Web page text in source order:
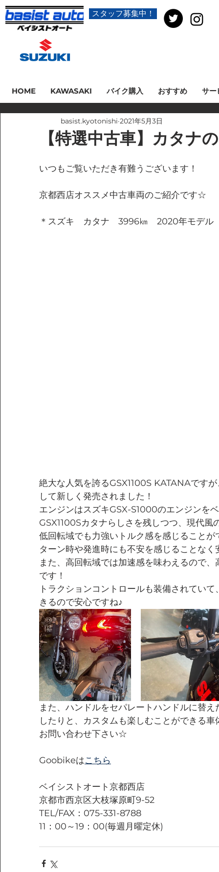
スタッフ募集中！
HOME KAWASAKI バイク購入 おすすめ サー
【特選中古車】カタナ
basist.kyotonishi 2021年5月3日
いつもご覧いただき有難うございます！
京都西店オススメ中古車両のご紹介です☆
＊スズキ　カタナ　3996㎞　2020年モデル
絶大な人気を誇るGSX1100S KATANAです
して新しく発売されました！
エンジンはスズキGSX-S1000のエンジンを
GSX1100Sカタナらしさを残しつつ、現代風
低回転域でも力強いトルク感を感じること
ターン時や発進時にも不安を感じることな
また、高回転域では加速感を味わえるので
です！
トラクションコントロールも装備されてい
きるので安心ですね♪
また、ハンドルをセパレートハンドルに替
したりと、カスタムも楽しむことができる
お問い合わせ下さい☆
Goobikeはこちら
ベイシストオート京都西店
京都市西京区大枝塚原町9-52
TEL/FAX：075-331-8788
11：00～19：00(毎週月曜定休)